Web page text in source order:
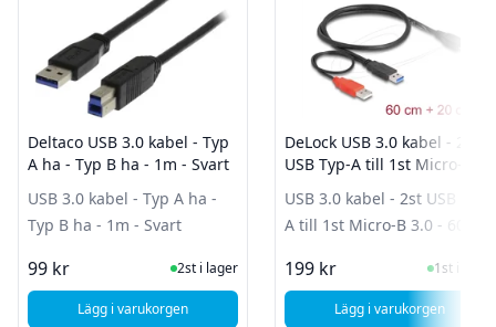
Deltaco USB 3.0 kabel - Typ
A ha - Typ B ha - 1m - Svart
USB 3.0 kabel - Typ A ha -
Typ B ha - 1m - Svart
99 kr I Lager
2st i lager
Lägg i varukorgen, Deltaco USB 3.0 kabel - Typ A ha - Typ B ha - 1m - Svart
DeLock USB 3.0 kabel - 2st
USB Typ-A till 1st Micro-B
USB 3.0 kabel - 2st USB Typ-
A till 1st Micro-B 3.0 - 60cm
199 kr I Lager
1st i lager
Lägg i varukorgen
, DeLock USB